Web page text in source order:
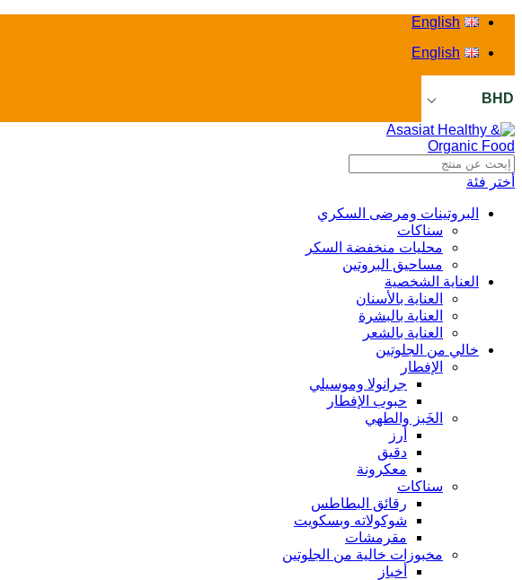
English
English
BHD
أختر فئة
البروتينات ومرضى السكري
سناكات
محليات منخفضة السكر
مساحيق البروتين
العناية الشخصية
العناية بالأسنان
العناية بالبشرة
العناية بالشعر
خالي من الجلوتين
الإفطار
جرانولا وموسيلي
حبوب الإفطار
الخَبز والطهي
أرز
دقيق
معكرونة
سناكات
رقائق البطاطس
شوكولاته وبسكويت
مقرمشات
مخبوزات خالية من الجلوتين
أخباز